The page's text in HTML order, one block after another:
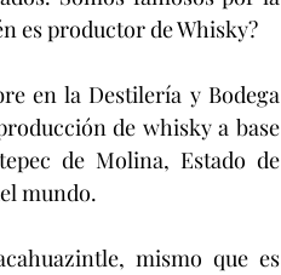
es productor de Whisky?
de whisky a base
de Molina, Estado de
mundo.